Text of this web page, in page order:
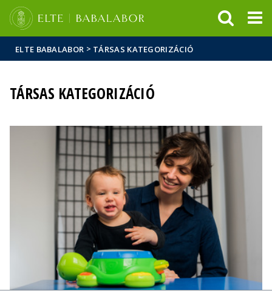
Hírek
Események
ELTE a
sajtóban
ELTE BABALABOR > TÁRSAS KATEGORIZÁCIÓ
TÁRSAS KATEGORIZÁCIÓ